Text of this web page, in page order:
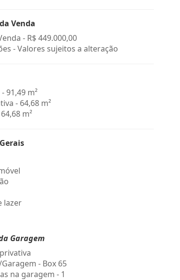
Venda
- R$ 449.000,00
- Valores sujeitos a alteração
91,49 m²
- 64,68 m²
m²
lazer
Garagem
- Box 65
na garagem - 1